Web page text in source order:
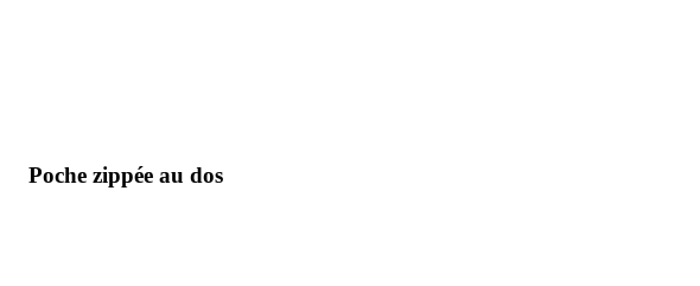
Poche zippée au dos